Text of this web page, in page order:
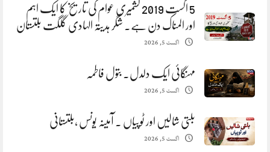
5 اگست 2019 کشمیری عوام کی تاریخ کا ایک اہم
اور المناک دن ہے. شگر ہدیتہ الہادی گلگت بلتستان
اگست 5, 2026
مہنگائی ایک دلدل. بتول فاطمہ
اگست 5, 2026
بلتی شالیں اور ٹوپیاں . آمینہ یونس ،بلتستانی
اگست 5, 2026